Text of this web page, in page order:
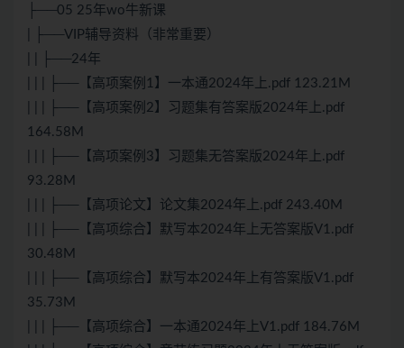
├──05 25年wo牛新课
| ├──VIP辅导资料（非常重要）
| | ├──24年
| | | ├──【高项案例1】一本通2024年上.pdf 123.21M
| | | ├──【高项案例2】习题集有答案版2024年上.pdf
164.58M
| | | ├──【高项案例3】习题集无答案版2024年上.pdf
93.28M
| | | ├──【高项论文】论文集2024年上.pdf 243.40M
| | | ├──【高项综合】默写本2024年上无答案版V1.pdf
30.48M
| | | ├──【高项综合】默写本2024年上有答案版V1.pdf
35.73M
| | | ├──【高项综合】一本通2024年上V1.pdf 184.76M